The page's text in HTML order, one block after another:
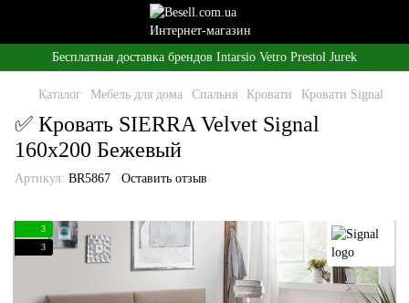
Бесплатная доставка брендов Intarsio Vetro Prestol Jurek
Каталог Мебель для дома Спальня Кровати Кровати Signal
✅ Кровать SIERRA Velvet Signal
160x200 Бежевый
Артикул: BR5867 Оставить отзыв
3
3